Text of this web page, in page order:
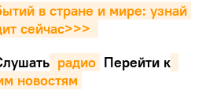
в стране и мире: узнай
сейчаc>>>
радио Перейти к
новостям